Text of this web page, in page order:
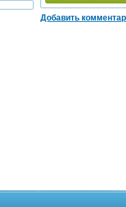
Добавить